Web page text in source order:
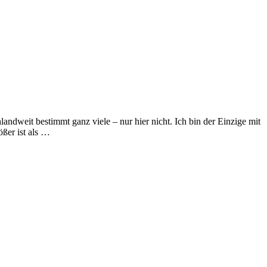
bestimmt ganz viele – nur hier nicht. Ich bin der Einzige mit
ist als …